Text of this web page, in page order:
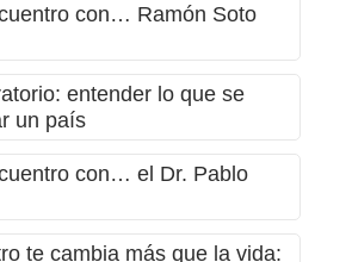
con… Ramón Soto
entender lo que se
un país
con… el Dr. Pablo
te cambia más que la vida: